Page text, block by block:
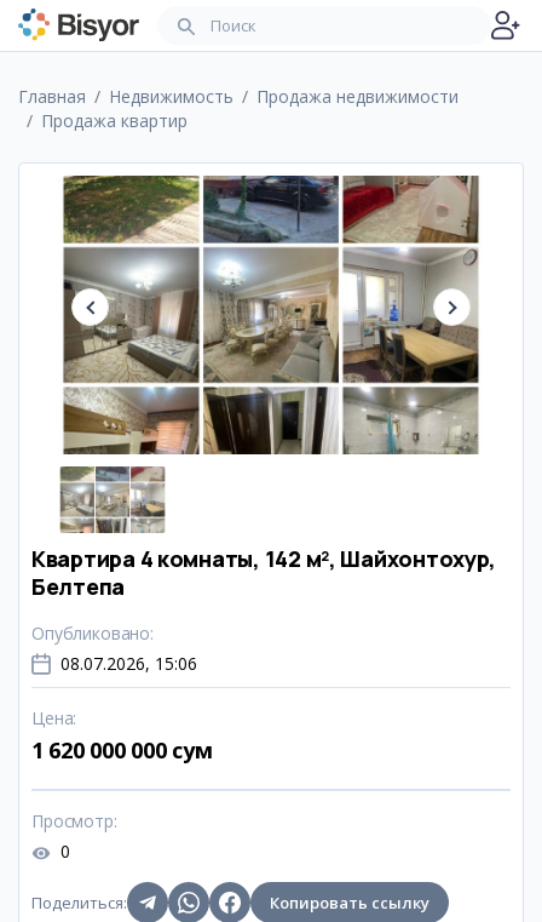
Главная Недвижимость
Продажа недвижимости
Продажа квартир
Квартира 4 комнаты, 142 м², Шайхонтохур,
Белтепа
Опубликовано:
08.07.2026, 15:06
Цена:
1 620 000 000 сум
Просмотр:
0
Поделиться: Копировать ссылку